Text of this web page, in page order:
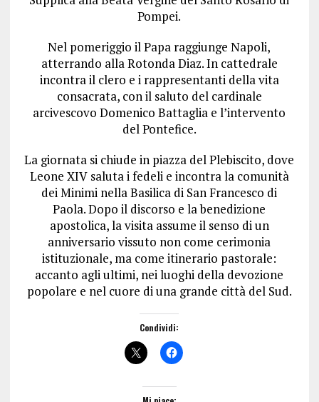
Pompei.
Nel pomeriggio il Papa raggiunge Napoli,
atterrando alla Rotonda Diaz. In cattedrale
incontra il clero e i rappresentanti della vita
consacrata, con il saluto del cardinale
arcivescovo Domenico Battaglia e l’intervento
del Pontefice.
La giornata si chiude in piazza del Plebiscito, dove
Leone XIV saluta i fedeli e incontra la comunità
dei Minimi nella Basilica di San Francesco di
Paola. Dopo il discorso e la benedizione
apostolica, la visita assume il senso di un
anniversario vissuto non come cerimonia
istituzionale, ma come itinerario pastorale:
accanto agli ultimi, nei luoghi della devozione
popolare e nel cuore di una grande città del Sud.
Condividi: